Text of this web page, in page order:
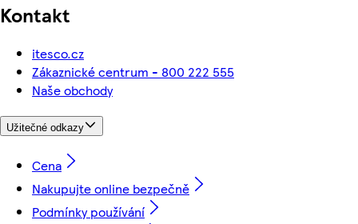
Kontakt
itesco.cz
Zákaznické centrum - 800 222 555
Naše obchody
Užitečné odkazy
Cena
Nakupujte online bezpečně
Podmínky používání